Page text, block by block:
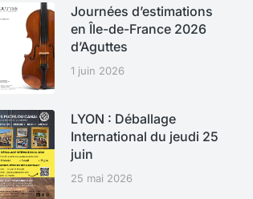
Journées d’estimations
en Île-de-France 2026
d’Aguttes
1 juin 2026
LYON : Déballage
International du jeudi 25
juin
25 mai 2026